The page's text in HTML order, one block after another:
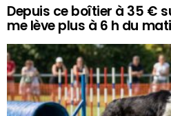
Depuis ce boîtier à 35 €
me lève plus à 6 h du